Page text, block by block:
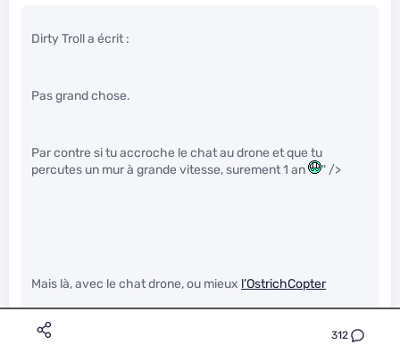
312
Dirty Troll a écrit :
Pas grand chose.
Par contre si tu accroche le chat au drone et que tu
percutes un mur à grande vitesse, surement 1 an
" />
Mais là, avec le chat drone, ou mieux l’OstrichCopter